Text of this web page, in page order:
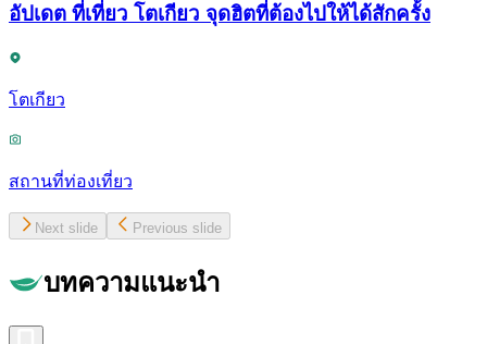
อัปเดต ที่เที่ยว โตเกียว จุดฮิตที่ต้องไปให้ได้สักครั้ง
โตเกียว
สถานที่ท่องเที่ยว
Next slide Previous slide
บทความแนะนำ